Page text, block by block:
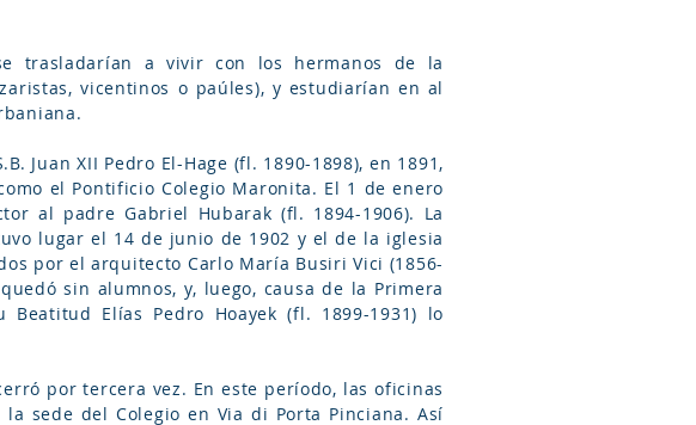
trasladarían a vivir con los hermanos de la
vicentinos o paúles), y estudiarían en al
Juan XII Pedro El-Hage (fl. 1890-1898), en 1891,
el Pontificio Colegio Maronita. El 1 de enero
al padre Gabriel Hubarak (fl. 1894-1906). La
lugar el 14 de junio de 1902 y el de la iglesia
por el arquitecto Carlo María Busiri Vici (1856-
sin alumnos, y, luego, causa de la Primera
Elías Pedro Hoayek (fl. 1899-1931) lo
por tercera vez. En este período, las oficinas
sede del Colegio en Via di Porta Pinciana. Así